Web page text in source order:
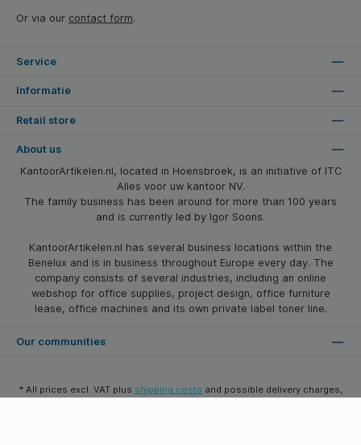
Or via our contact form.
Service
Informatie
Retail store
About us
KantoorArtikelen.nl, located in Hoensbroek, is an initiative of ITC
Alles voor uw kantoor NV.
The family business has been around for more than 100 years
and is currently led by Igor Soons.
KantoorArtikelen.nl has several business locations within the
Benelux and is in business throughout Europe every day. The
company consists of several industries, including an online
webshop for office supplies, project design, office furniture
lease, office machines and its own private label toner line.
Our communities
* All prices excl. VAT plus shipping costs and possible delivery charges,